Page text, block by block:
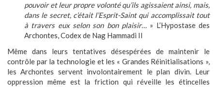
pouvoir et leur propre volonté qu’ils agissaient ainsi, mais,
dans le secret, c’était l’Esprit-Saint qui accomplissait tout
à travers eux selon son bon plaisir… » L’Hypostase des
Archontes, Codex de Nag Hammadi II
Même dans leurs tentatives désespérées de maintenir le
contrôle par la technologie et les « Grandes Réinitialisations »,
les Archontes servent involontairement le plan divin. Leur
oppression même est la friction qui réveille les étincelles